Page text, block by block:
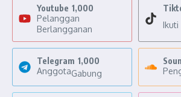
Youtube 1,000
Pelanggan
Berlangganan
Ikuti
Telegram 1,000
AnggotaGabung